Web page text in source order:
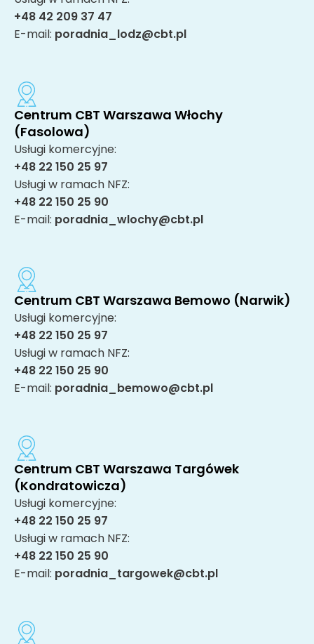
+48 42 209 37 47
E-mail: poradnia_lodz@cbt.pl
Centrum CBT Warszawa Włochy
(Fasolowa)
Usługi komercyjne:
+48 22 150 25 97
Usługi w ramach NFZ:
+48 22 150 25 90
E-mail: poradnia_wlochy@cbt.pl
Centrum CBT Warszawa Bemowo (Narwik)
Usługi komercyjne:
+48 22 150 25 97
Usługi w ramach NFZ:
+48 22 150 25 90
E-mail: poradnia_bemowo@cbt.pl
Centrum CBT Warszawa Targówek
(Kondratowicza)
Usługi komercyjne:
+48 22 150 25 97
Usługi w ramach NFZ:
+48 22 150 25 90
E-mail: poradnia_targowek@cbt.pl